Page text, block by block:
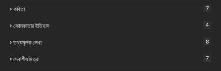
কবিতা 7
কোলকাতার ইতিহাস 4
তথ্যমূলক লেখা 8
দেবাশীষ মিত্র 7